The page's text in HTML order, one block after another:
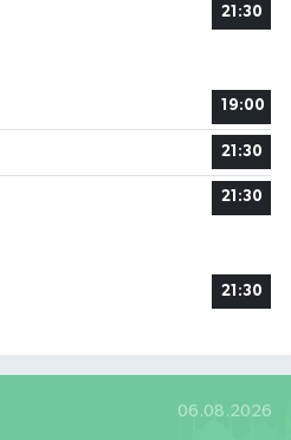
21:30
19:00
21:30
21:30
21:30
06.08.2026